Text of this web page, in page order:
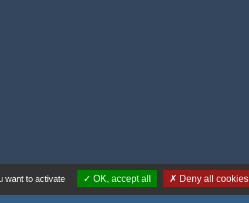
- Plan du site - Gestion des cookies
want to activate OK, accept all Deny all cookies